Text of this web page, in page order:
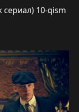
сериал) 10-qism